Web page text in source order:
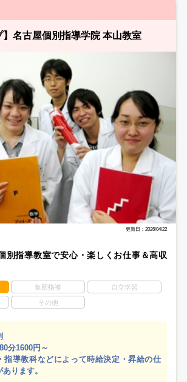
】名古屋個別指導学院 本山教室
更新日：2026/04/22
別指導教室で安心・楽しくお仕事＆高収
集団指導 自立学習
その他
分1600円～
指導教科などによって時給決定・昇給の仕
ります。